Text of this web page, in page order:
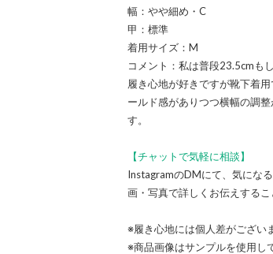
幅：やや細め・C
甲：標準
着用サイズ：M
コメント：私は普段23.5cmも
履き心地が好きですが靴下着
ールド感がありつつ横幅の調
す。
【チャットで気軽に相談】
InstagramのDMにて、気にな
画・写真で詳しくお伝えするこ
※履き心地には個人差がござい
※商品画像はサンプルを使用し